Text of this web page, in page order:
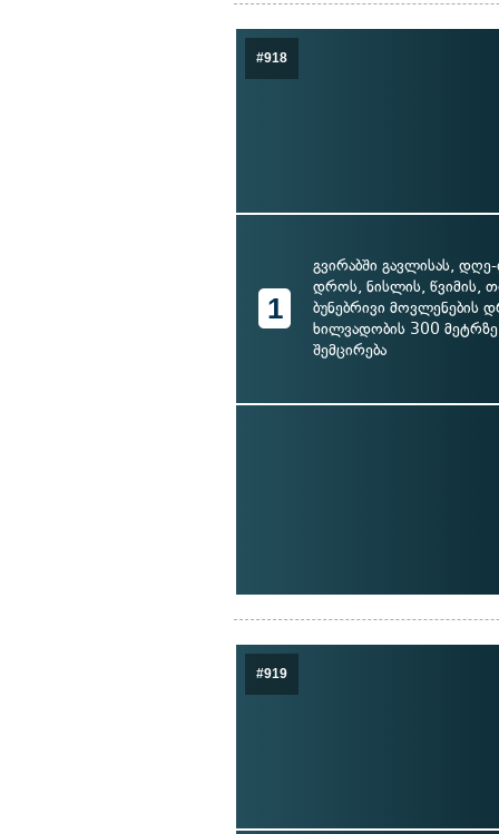
#918
1
გვირაბში გავლისას,
დროს, ნისლის, წვიმის,
ბუნებრივი მოვლენების
ხილვადობის 300
შემცირება
#919